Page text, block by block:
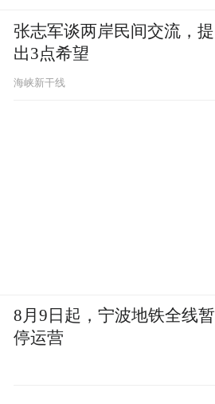
张志军谈两岸民间交流，提
出3点希望
海峡新干线
8月9日起，宁波地铁全线暂
停运营